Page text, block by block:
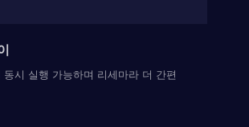
동시 실행 가능하며 리세마라 더 간편